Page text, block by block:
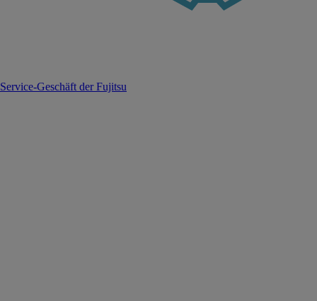
Service-Geschäft der Fujitsu